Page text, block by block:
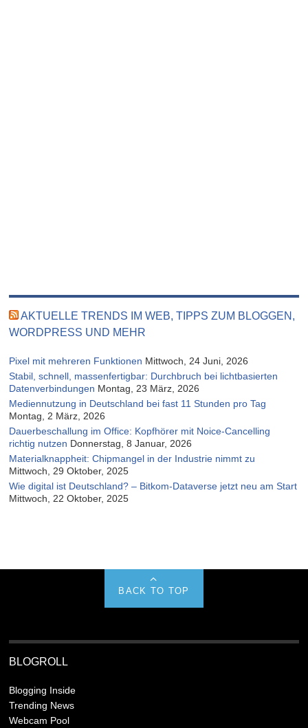
AKTUELLE TRENDS IM WEB, TIPPS ZUM BLOGGEN,
WORDPRESS UND MEHR
Pixel mit mehreren Funktionen Mittwoch, 24 Juni, 2026
Stabil, schnell, massenfertigbar: Durchbruch bei lichtbasierten
Datenverbindungen Montag, 23 März, 2026
Mediennutzung in Deutschland bei fast 11 Stunden pro Tag
Montag, 2 März, 2026
Dauerbeschallung im Office: Kopfhörer mit Noice-Cancelling
richtig nutzen Donnerstag, 8 Januar, 2026
Materialknappheit: Chipmangel in der Industrie nimmt zu
Mittwoch, 29 Oktober, 2025
Wie digital ist Deutschland? – Bitkom-Dataverse jetzt neu am Start
Mittwoch, 22 Oktober, 2025
BACK TO TOP
BLOGROLL
Blogging Inside
Trending News
Webcam Pool